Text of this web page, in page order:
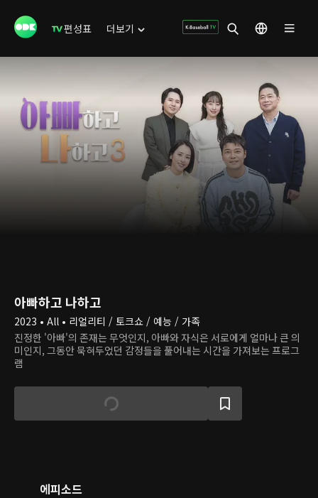
편성표 더보기
아빠하고 나하고
2023 • All • 리얼리티 / 토크쇼 / 예능 / 가족
진정한 '아빠'의 존재는 무엇인지, 아빠와 자식은 서로에게 얼마나 큰 의
미인지, 그동안 묵혀두었던 감정들을 풀어내는 시간을 가져보는 프로그
램
에피소드